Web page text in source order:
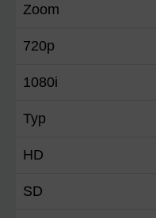
Zoom
720p
1080i
Typ
HD
SD